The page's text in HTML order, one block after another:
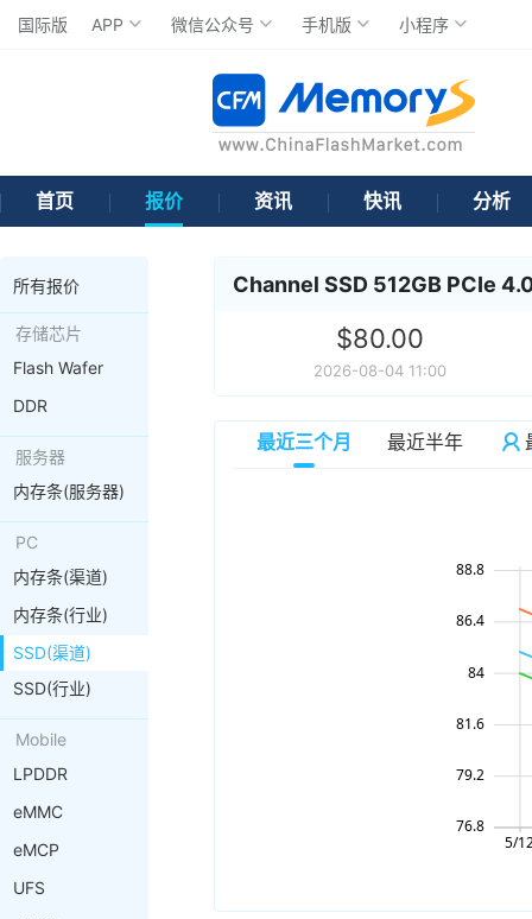
国际版 APP 微信公众号 手机版 小程序
首页 报价 资讯 快讯 分析
所有报价
存储芯片
Flash Wafer
DDR
服务器
内存条(服务器)
PC
内存条(渠道)
内存条(行业)
SSD(渠道)
SSD(行业)
Mobile
LPDDR
eMMC
eMCP
UFS
Channel SSD 512GB PCIe
$80.00
2026-08-04 11:00
最近三个月 最近半年